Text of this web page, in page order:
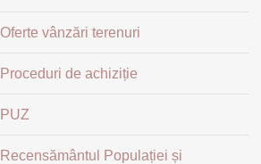
Oferte vânzări terenuri
Proceduri de achiziție
PUZ
Recensământul Populației și